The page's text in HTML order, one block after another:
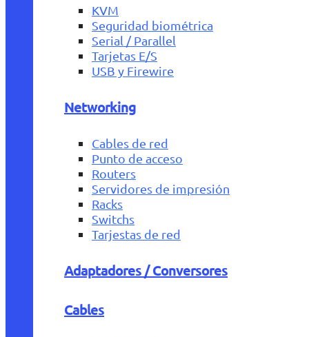
KVM
Seguridad biométrica
Serial / Parallel
Tarjetas E/S
USB y Firewire
Networking
Cables de red
Punto de acceso
Routers
Servidores de impresión
Racks
Switchs
Tarjestas de red
Adaptadores / Conversores
Cables